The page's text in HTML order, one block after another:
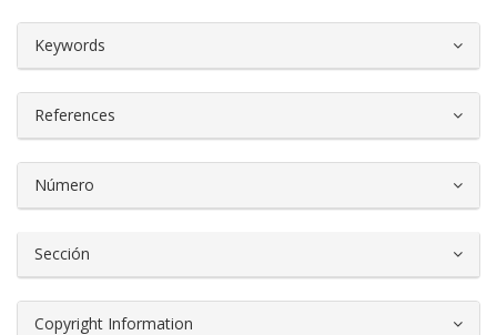
Keywords
References
Número
Sección
Copyright Information